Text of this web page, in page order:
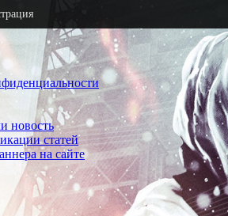
новость
статей
на сайте